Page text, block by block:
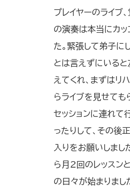
プレイヤーのライブ
の演奏は本当にカッ
た。緊張して弟子に
とは言えずにいる
えてくれ、まずはリ
らライブを見せても
セッションに連れて
ったりして、その後
入りをお願いしまし
ら月2回のレッスン
の日々が始まりまし